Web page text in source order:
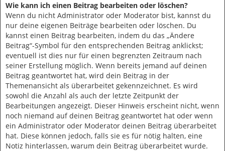
Wie kann ich einen Beitrag bearbeiten oder löschen?
Wenn du nicht Administrator oder Moderator bist, kannst du
nur deine eigenen Beiträge bearbeiten oder löschen. Du
kannst einen Beitrag bearbeiten, indem du das „Ändere
Beitrag“-Symbol für den entsprechenden Beitrag anklickst;
eventuell ist dies nur für einen begrenzten Zeitraum nach
seiner Erstellung möglich. Wenn bereits jemand auf deinen
Beitrag geantwortet hat, wird dein Beitrag in der
Themenansicht als überarbeitet gekennzeichnet. Es wird
sowohl die Anzahl als auch der letzte Zeitpunkt der
Bearbeitungen angezeigt. Dieser Hinweis erscheint nicht, wenn
noch niemand auf deinen Beitrag geantwortet hat oder wenn
ein Administrator oder Moderator deinen Beitrag überarbeitet
hat. Diese können jedoch, falls sie es für nötig halten, eine
Notiz hinterlassen, warum dein Beitrag überarbeitet wurde.